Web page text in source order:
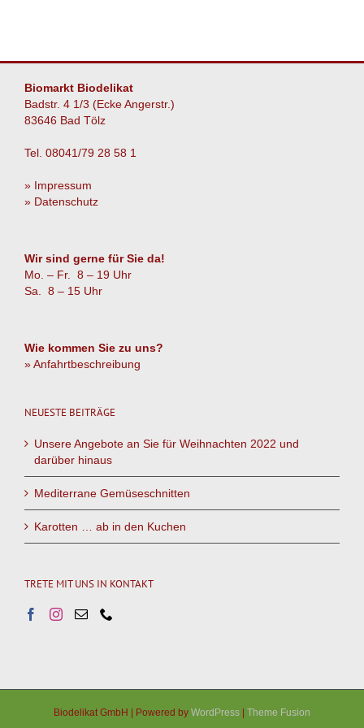
Biomarkt Biodelikat
Badstr. 4 1/3 (Ecke Angerstr.)
83646 Bad Tölz
Tel. 08041/79 28 58 1
» Impressum
» Datenschutz
Wir sind gerne für Sie da!
Mo. – Fr. 8 – 19 Uhr
Sa. 8 – 15 Uhr
Wie kommen Sie zu uns?
» Anfahrtbeschreibung
NEUESTE BEITRÄGE
Unsere Angebote an Sie für Weihnachten 2022 und
darüber hinaus
Mediterrane Gemüseschnitten
Karotten … ab in den Kuchen
TRETE MIT UNS IN KONTAKT
Biodelikat GmbH | Powered by WordPress Theme Fusion